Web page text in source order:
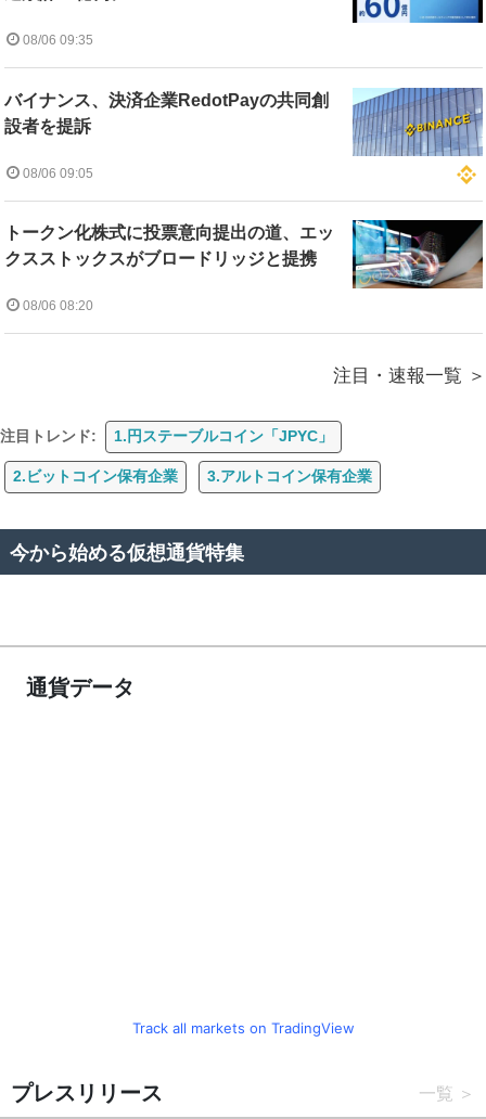
08/06 09:35
バイナンス、決済企業RedotPayの共同創
設者を提訴
08/06 09:05
トークン化株式に投票意向提出の道、エッ
クスストックスがブロードリッジと提携
08/06 08:20
注目・速報一覧
注目トレンド: 1.円ステーブルコイン「JPYC」
2.ビットコイン保有企業 3.アルトコイン保有企業
今から始める仮想通貨特集
通貨データ
Track all markets on TradingView
プレスリリース 一覧